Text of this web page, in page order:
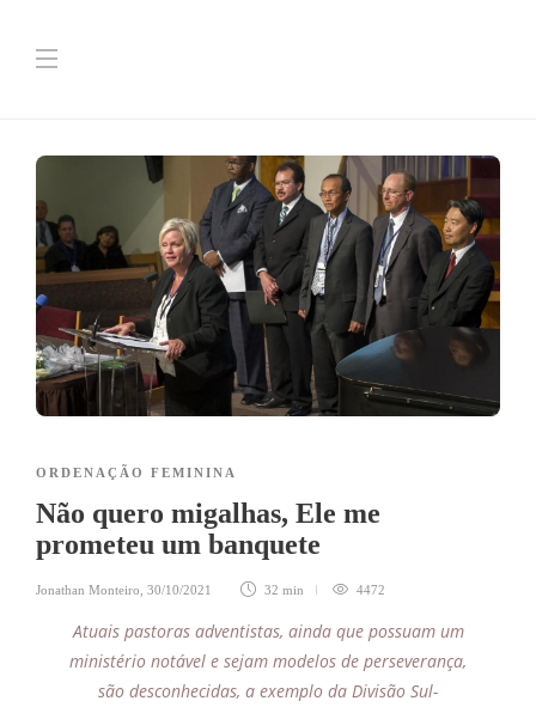
ORDENAÇÃO FEMININA
Não quero migalhas, Ele me
prometeu um banquete
Jonathan Monteiro 30/10/2021 32 min 4472
Atuais pastoras adventistas, ainda que possuam um
ministério notável e sejam modelos de perseverança,
são desconhecidas, a exemplo da Divisão Sul-